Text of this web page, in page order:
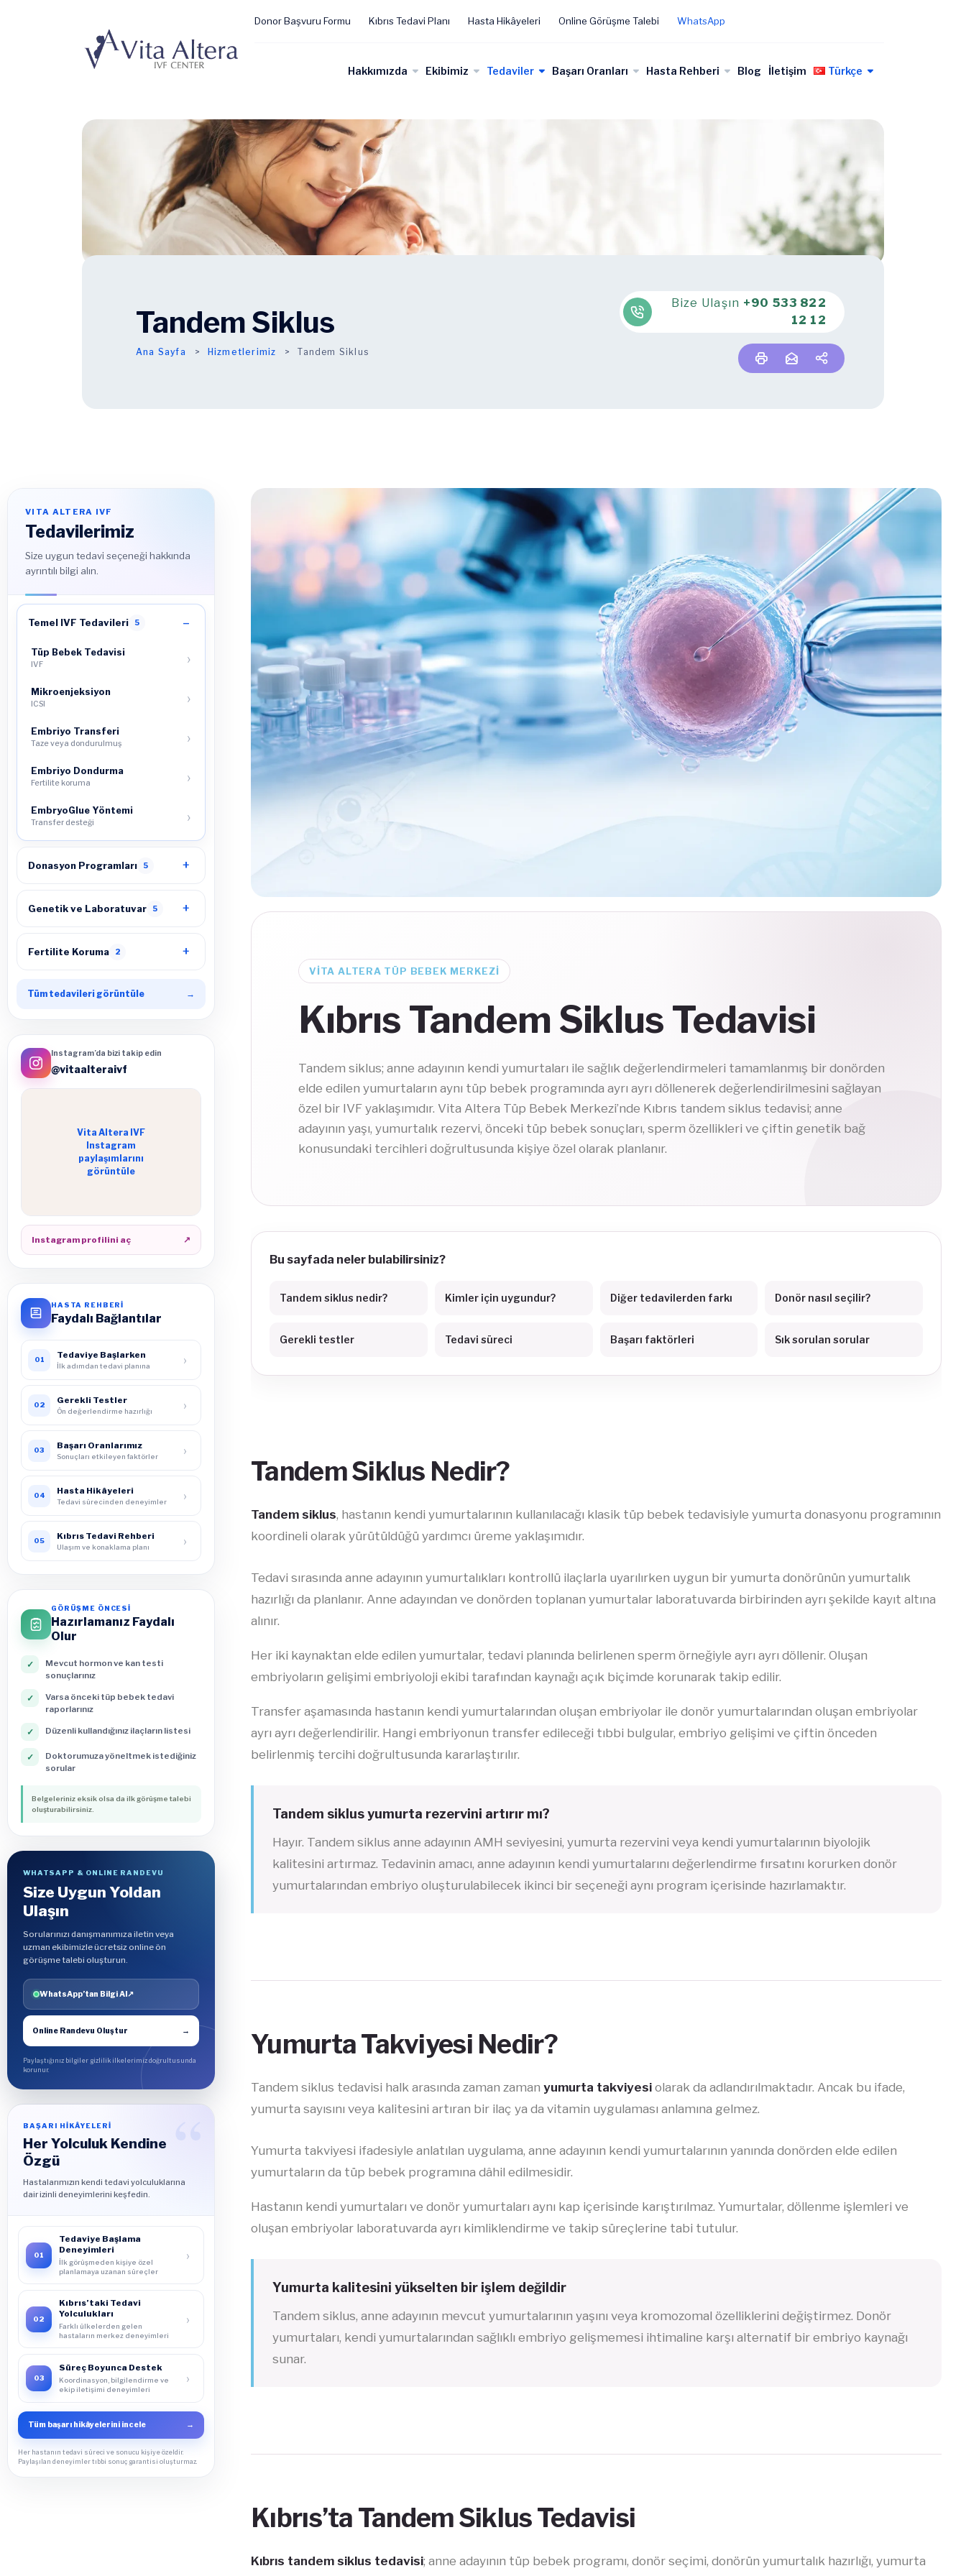
Donor Başvuru Formu Kıbrıs Tedavi Planı Hasta Hikâyeleri Online Görüşme Talebi WhatsApp
Hakkımızda Ekibimiz Tedaviler Başarı Oranları Hasta Rehberi Blog İletişim Türkçe
Tandem Siklus
Ana Sayfa Hizmetlerimiz Tandem Siklus
Bize Ulaşın +90 533 822
12 12
VITA ALTERA IVF
Tedavilerimiz
Size uygun tedavi seçeneği hakkında
ayrıntılı bilgi alın.
Temel IVF Tedavileri 5
Tüp Bebek Tedavisi
IVF
Mikroenjeksiyon
ICSI
Embriyo Transferi
Taze veya dondurulmuş
Embriyo Dondurma
Fertilite koruma
EmbryoGlue Yöntemi
Transfer desteği
Donasyon Programları 5
Genetik ve Laboratuvar 5
Fertilite Koruma 2
Tüm tedavileri görüntüle →
Instagram’da bizi takip edin
@vitaalteraivf
Vita Altera IVF
Instagram
paylaşımlarını
görüntüle
Instagram profilini aç ↗
HASTA REHBERİ
Faydalı Bağlantılar
01 Tedaviye Başlarken
İlk adımdan tedavi planına ›
02 Gerekli Testler
Ön değerlendirme hazırlığı ›
03 Başarı Oranlarımız
Sonuçları etkileyen faktörler ›
04 Hasta Hikâyeleri
Tedavi sürecinden deneyimler ›
05 Kıbrıs Tedavi Rehberi
Ulaşım ve konaklama planı ›
GÖRÜŞME ÖNCESİ
Hazırlamanız Faydalı
Olur
✓
Mevcut hormon ve kan testi
sonuçlarınız
✓
Varsa önceki tüp bebek tedavi
raporlarınız
✓ Düzenli kullandığınız ilaçların listesi
✓
Doktorumuza yöneltmek istediğiniz
sorular
Belgeleriniz eksik olsa da ilk görüşme talebi
oluşturabilirsiniz.
WHATSAPP & ONLINE RANDEVU
Size Uygun Yoldan
Ulaşın
Sorularınızı danışmanımıza iletin veya
uzman ekibimizle ücretsiz online ön
görüşme talebi oluşturun.
WhatsApp’tan Bilgi Al↗
Online Randevu Oluştur →
Paylaştığınız bilgiler gizlilik ilkelerimiz doğrultusunda
korunur.
BAŞARI HİKÂYELERİ
Her Yolculuk Kendine
Özgü
Hastalarımızın kendi tedavi yolculuklarına
dair izinli deneyimlerini keşfedin.
01
Tedaviye Başlama
Deneyimleri
İlk görüşmeden kişiye özel
planlamaya uzanan süreçler
›
02
Kıbrıs’taki Tedavi
Yolculukları
Farklı ülkelerden gelen
hastaların merkez deneyimleri
›
03
Süreç Boyunca Destek
Koordinasyon, bilgilendirme ve
ekip iletişimi deneyimleri
›
Tüm başarı hikâyelerini incele →
Her hastanın tedavi süreci ve sonucu kişiye özeldir.
Paylaşılan deneyimler tıbbi sonuç garantisi oluşturmaz.
VITA ALTERA TÜP BEBEK MERKEZI
Kıbrıs Tandem Siklus Tedavisi
Tandem siklus; anne adayının kendi yumurtaları ile sağlık değerlendirmeleri tamamlanmış bir donörden
elde edilen yumurtaların aynı tüp bebek programında ayrı ayrı döllenerek değerlendirilmesini sağlayan
özel bir IVF yaklaşımıdır. Vita Altera Tüp Bebek Merkezi’nde Kıbrıs tandem siklus tedavisi; anne
adayının yaşı, yumurtalık rezervi, önceki tüp bebek sonuçları, sperm özellikleri ve çiftin genetik bağ
konusundaki tercihleri doğrultusunda kişiye özel olarak planlanır.
Bu sayfada neler bulabilirsiniz?
Tandem siklus nedir? Kimler için uygundur? Diğer tedavilerden farkı Donör nasıl seçilir?
Gerekli testler Tedavi süreci Başarı faktörleri Sık sorulan sorular
Tandem Siklus Nedir?
Tandem siklus, hastanın kendi yumurtalarının kullanılacağı klasik tüp bebek tedavisiyle yumurta donasyonu programının
koordineli olarak yürütüldüğü yardımcı üreme yaklaşımıdır.
Tedavi sırasında anne adayının yumurtalıkları kontrollü ilaçlarla uyarılırken uygun bir yumurta donörünün yumurtalık
hazırlığı da planlanır. Anne adayından ve donörden toplanan yumurtalar laboratuvarda birbirinden ayrı şekilde kayıt altına
alınır.
Her iki kaynaktan elde edilen yumurtalar, tedavi planında belirlenen sperm örneğiyle ayrı ayrı döllenir. Oluşan
embriyoların gelişimi embriyoloji ekibi tarafından kaynağı açık biçimde korunarak takip edilir.
Transfer aşamasında hastanın kendi yumurtalarından oluşan embriyolar ile donör yumurtalarından oluşan embriyolar
ayrı ayrı değerlendirilir. Hangi embriyonun transfer edileceği tıbbi bulgular, embriyo gelişimi ve çiftin önceden
belirlenmiş tercihi doğrultusunda kararlaştırılır.
Tandem siklus yumurta rezervini artırır mı?
Hayır. Tandem siklus anne adayının AMH seviyesini, yumurta rezervini veya kendi yumurtalarının biyolojik
kalitesini artırmaz. Tedavinin amacı, anne adayının kendi yumurtalarını değerlendirme fırsatını korurken donör
yumurtalarından embriyo oluşturulabilecek ikinci bir seçeneği aynı program içerisinde hazırlamaktır.
Yumurta Takviyesi Nedir?
Tandem siklus tedavisi halk arasında zaman zamanyumurta takviyesi olarak da adlandırılmaktadır. Ancak bu ifade,
yumurta sayısını veya kalitesini artıran bir ilaç ya da vitamin uygulaması anlamına gelmez.
Yumurta takviyesi ifadesiyle anlatılan uygulama, anne adayının kendi yumurtalarının yanında donörden elde edilen
yumurtaların da tüp bebek programına dâhil edilmesidir.
Hastanın kendi yumurtaları ve donör yumurtaları aynı kap içerisinde karıştırılmaz. Yumurtalar, döllenme işlemleri ve
oluşan embriyolar laboratuvarda ayrı kimliklendirme ve takip süreçlerine tabi tutulur.
Yumurta kalitesini yükselten bir işlem değildir
Tandem siklus, anne adayının mevcut yumurtalarının yaşını veya kromozomal özelliklerini değiştirmez. Donör
yumurtaları, kendi yumurtalarından sağlıklı embriyo gelişmemesi ihtimaline karşı alternatif bir embriyo kaynağı
sunar.
Kıbrıs’ta Tandem Siklus Tedavisi
Kıbrıs tandem siklus tedavisi; anne adayının tüp bebek programı, donör seçimi, donörün yumurtalık hazırlığı, yumurta